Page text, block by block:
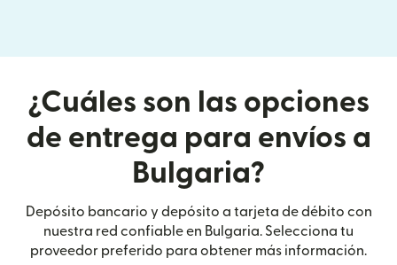
¿Cuáles son las opciones
de entrega para envíos a
Bulgaria?
Depósito bancario y depósito a tarjeta de débito con
nuestra red confiable en Bulgaria. Selecciona tu
proveedor preferido para obtener más información.